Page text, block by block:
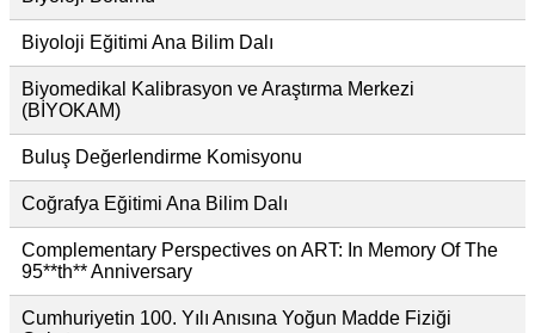
Biyoloji Eğitimi Ana Bilim Dalı
Biyomedikal Kalibrasyon ve Araştırma Merkezi
(BİYOKAM)
Buluş Değerlendirme Komisyonu
Coğrafya Eğitimi Ana Bilim Dalı
Complementary Perspectives on ART: In Memory Of The
95**th** Anniversary
Cumhuriyetin 100. Yılı Anısına Yoğun Madde Fiziği